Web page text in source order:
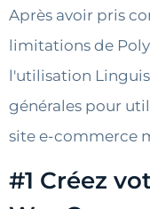
Après avoir pris
limitations de
l'utilisation
générales pour
site e-commerce
#1 Créez